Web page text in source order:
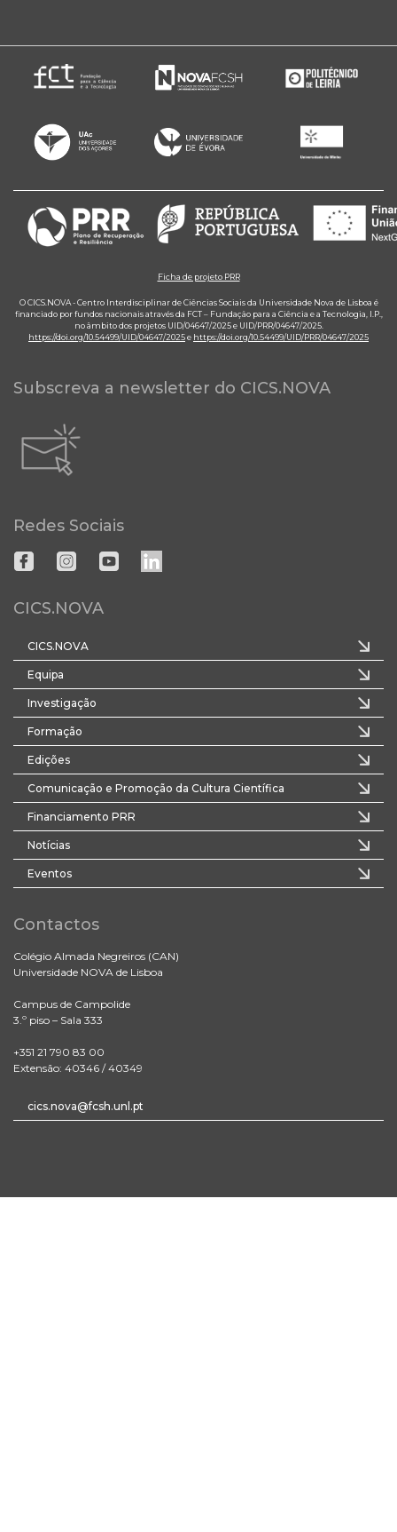
Ficha de projeto PRR
O CICS.NOVA - Centro Interdisciplinar de Ciências Sociais da Universidade Nova de Lisboa é
financiado por fundos nacionais através da FCT – Fundação para a Ciência e a Tecnologia, I.P.,
no âmbito dos projetos UID/04647/2025 e UID/PRR/04647/2025.
https://doi.org/10.54499/UID/04647/2025e https://doi.org/10.54499/UID/PRR/04647/2025
Subscreva a newsletter do CICS.NOVA
Redes Sociais
CICS.NOVA
CICS.NOVA
Equipa
Investigação
Formação
Edições
Comunicação e Promoção da Cultura Científica
Financiamento PRR
Notícias
Eventos
Contactos
Colégio Almada Negreiros (CAN)
Universidade NOVA de Lisboa
Campus de Campolide
3.º piso – Sala 333
+351 21 790 83 00
Extensão: 40346 / 40349
cics.nova@fcsh.unl.pt